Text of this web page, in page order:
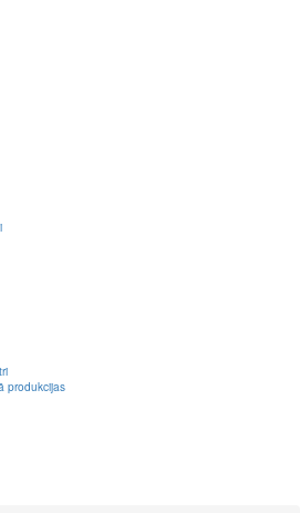
produkcijas